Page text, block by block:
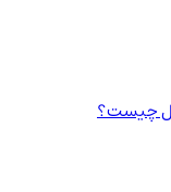
چیست؟